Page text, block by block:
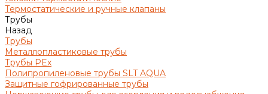
Термостатические и ручные клапаны
Трубы
Назад
Трубы
Металлопластиковые трубы
Трубы PEx
Полипропиленовые трубы SLT AQUA
Защитные гофрированные трубы